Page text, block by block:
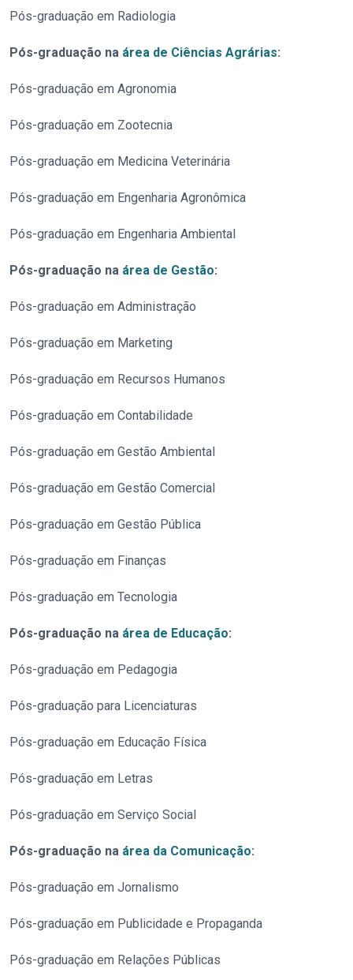
Pós-graduação em Radiologia
Pós-graduação na área de Ciências Agrárias:
Pós-graduação em Agronomia
Pós-graduação em Zootecnia
Pós-graduação em Medicina Veterinária
Pós-graduação em Engenharia Agronômica
Pós-graduação em Engenharia Ambiental
Pós-graduação na área de Gestão:
Pós-graduação em Administração
Pós-graduação em Marketing
Pós-graduação em Recursos Humanos
Pós-graduação em Contabilidade
Pós-graduação em Gestão Ambiental
Pós-graduação em Gestão Comercial
Pós-graduação em Gestão Pública
Pós-graduação em Finanças
Pós-graduação em Tecnologia
Pós-graduação na área de Educação:
Pós-graduação em Pedagogia
Pós-graduação para Licenciaturas
Pós-graduação em Educação Física
Pós-graduação em Letras
Pós-graduação em Serviço Social
Pós-graduação na área da Comunicação:
Pós-graduação em Jornalismo
Pós-graduação em Publicidade e Propaganda
Pós-graduação em Relações Públicas